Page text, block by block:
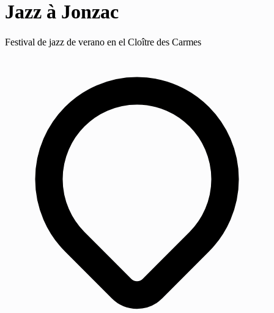
Jazz à Jonzac
Festival de jazz de verano en el Cloître des Carmes